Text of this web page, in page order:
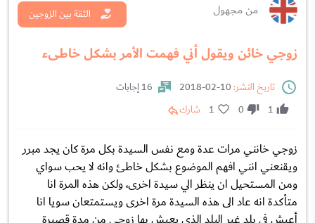
من مجهول
زوجي خائن ويقول أني فهمت الأمر بشكل خاطىء
الثقة بين الزوجين
تاريخ النشر:
16 إجابات
1
0
1 شارك
زوجي خانني مرات عدة ومع نفس السيدة بكل مرة كان يجد مبرر
ويقنعني انني افهم الموضوع بشكل خاطئ وانه لا يحب سواي
ومن المستحيل ان ينظر الي سيدة اخرى، ولكن هذه المرة انا
متأكدة انه عاد الى هذه السيدة مرة اخرى ويستمتعان سويا انا